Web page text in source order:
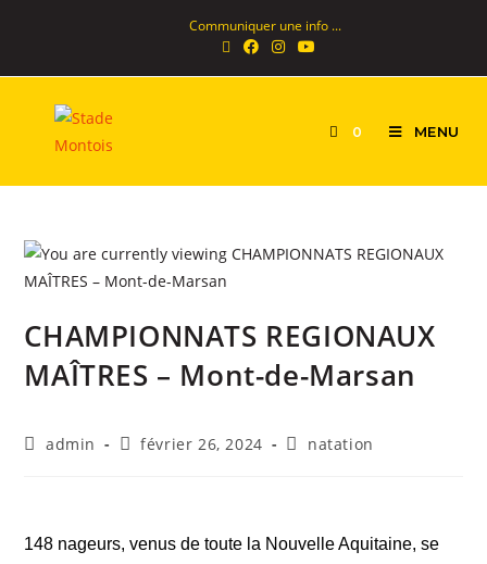
Communiquer une info ...
0 MENU
CHAMPIONNATS REGIONAUX
MAÎTRES – Mont-de-Marsan
admin février 26, 2024 natation
‌148 nageurs, venus de toute la Nouvelle Aquitaine, se